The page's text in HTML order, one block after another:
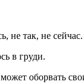
не так, не
в груди.
оборвать